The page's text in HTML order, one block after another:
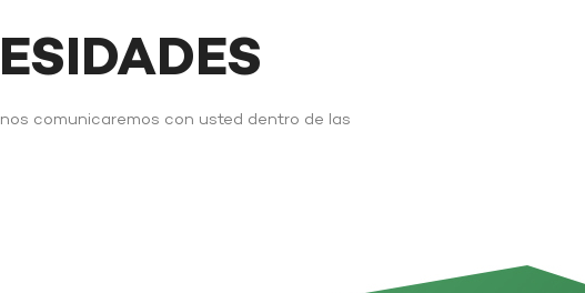
comunicaremos con usted dentro de las